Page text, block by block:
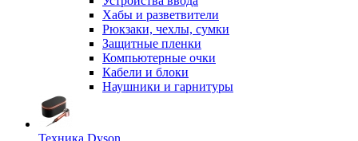
Хабы и разветвители
Рюкзаки, чехлы, сумки
Защитные пленки
Компьютерные очки
Кабели и блоки
Наушники и гарнитуры
Техника Dyson